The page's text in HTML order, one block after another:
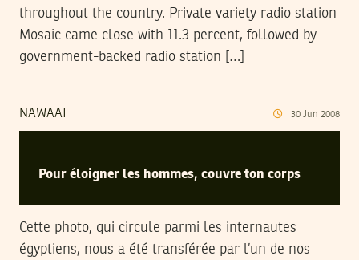
throughout the country. Private variety radio station
Mosaic came close with 11.3 percent, followed by
government-backed radio station […]
NAWAAT 30 Jun 2008
Pour éloigner les hommes, couvre ton corps
Cette photo, qui circule parmi les internautes
égyptiens, nous a été transférée par l’un de nos